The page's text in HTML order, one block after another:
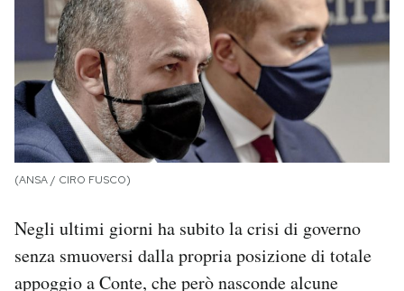
(ANSA / CIRO FUSCO)
Negli ultimi giorni ha subito la crisi di governo
senza smuoversi dalla propria posizione di totale
appoggio a Conte, che però nasconde alcune